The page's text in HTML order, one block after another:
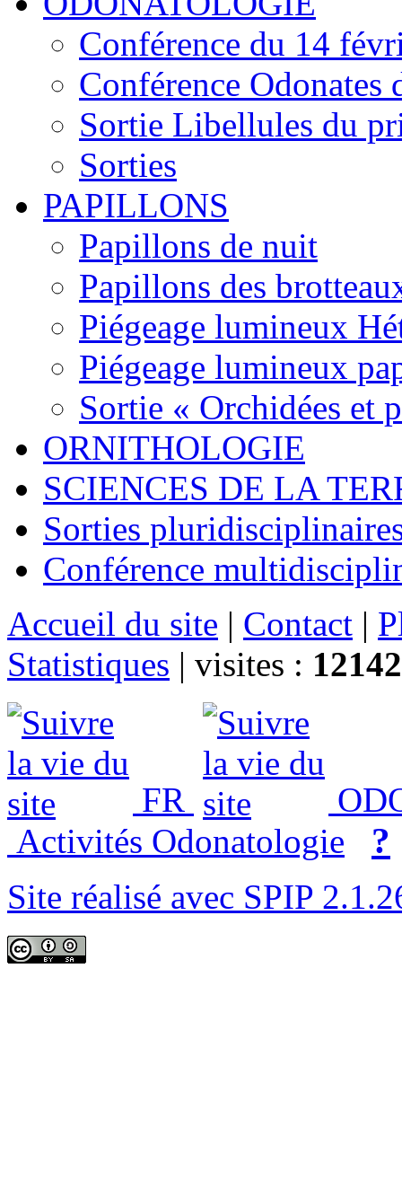
Conférence du 14
Conférence
Sortie Libellules du
Sorties
PAPILLONS
Papillons de nuit
Papillons des
Piégeage lumineux
Piégeage lumineux
Sortie « Orchidées et
ORNITHOLOGIE
SCIENCES DE LA
Sorties
Conférence
Accueil du site | Contact |
Statistiques | visites :
FR
Activités Odonatologie
?
Site réalisé avec SPIP